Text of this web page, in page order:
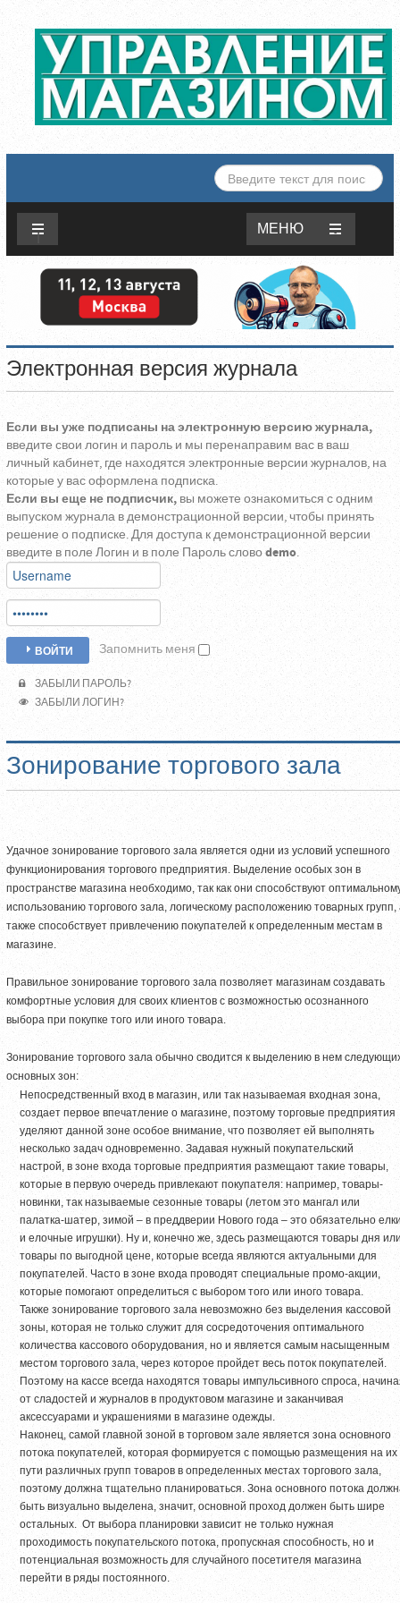
ИСКАТЬ...
МЕНЮ
Электронная версия журнала
Если вы уже подписаны на электронную версию журнала,
введите свои логин и пароль и мы перенаправим вас в ваш
личный кабинет, где находятся электронные версии журналов, на
которые у вас оформлена подписка.
Если вы еще не подписчик, вы можете ознакомиться с одним
выпуском журнала в демонстрационной версии, чтобы принять
решение о подписке. Для доступа к демонстрационной версии
введите в поле Логин и в поле Пароль словоdemo.
ВОЙТИ Запомнить меня
ЗАБЫЛИ ПАРОЛЬ?
ЗАБЫЛИ ЛОГИН?
Зонирование торгового зала
Удачное зонирование торгового зала является одни из условий успешного
функционирования торгового предприятия. Выделение особых зон в
пространстве магазина необходимо, так как они способствуют
использованию торгового зала, логическому расположению товарных групп,
также способствует привлечению покупателей к определенным местам в
магазине.
Правильное зонирование торгового зала позволяет магазинам создавать
комфортные условия для своих клиентов с возможностью осознанного
выбора при покупке того или иного товара.
Зонирование торгового зала обычно сводится к выделению в нем
основных зон:
Непосредственный вход в магазин, или так называемая входная зона,
создает первое впечатление о магазине, поэтому торговые предприятия
уделяют данной зоне особое внимание, что позволяет ей выполнять
несколько задач одновременно. Задавая нужный покупательский
настрой, в зоне входа торговые предприятия размещают такие товары,
которые в первую очередь привлекают покупателя: например, товары-
новинки, так называемые сезонные товары (летом это мангал или
палатка-шатер, зимой – в преддверии Нового года – это обязательно
и елочные игрушки). Ну и, конечно же, здесь размещаются товары дня
товары по выгодной цене, которые всегда являются актуальными для
покупателей. Часто в зоне входа проводят специальные промо-акции,
которые помогают определиться с выбором того или иного товара.
Также зонирование торгового зала невозможно без выделения кассовой
зоны, которая не только служит для сосредоточения оптимального
количества кассового оборудования, но и является самым насыщенным
местом торгового зала, через которое пройдет весь поток покупателей.
Поэтому на кассе всегда находятся товары импульсивного спроса,
от сладостей и журналов в продуктовом магазине и заканчивая
аксессуарами и украшениями в магазине одежды.
Наконец, самой главной зоной в торговом зале является зона основного
потока покупателей, которая формируется с помощью размещения на их
пути различных групп товаров в определенных местах торгового зала,
поэтому должна тщательно планироваться. Зона основного потока
быть визуально выделена, значит, основной проход должен быть шире
остальных. От выбора планировки зависит не только нужная
проходимость покупательского потока, пропускная способность, но и
потенциальная возможность для случайного посетителя магазина
перейти в ряды постоянного.